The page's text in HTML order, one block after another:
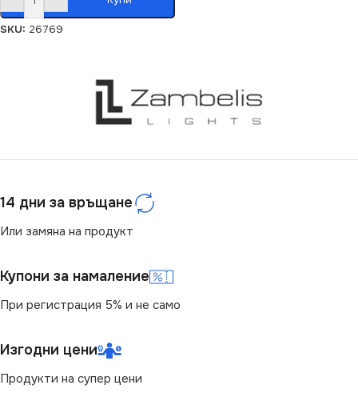
SKU: 26769
14 дни за връщане
Или замяна на продукт
Купони за намаление
При регистрация 5% и не само
Изгодни цени
Продукти на супер цени